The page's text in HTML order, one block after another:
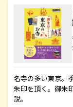
名寺の多い東京。
朱印を頂く。御朱
説。